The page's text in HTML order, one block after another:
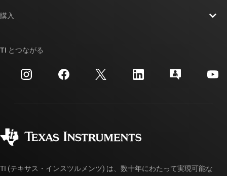
投資家向け情報
製造
クロスリファレンス検索
カスタマー・サポート・センター
myTI アカウントの FAQ
購入
ご注文に関する FAQ
TI とつながる
TI (テキサス・インスツルメンツ) は、数十年にわたって実現可能な